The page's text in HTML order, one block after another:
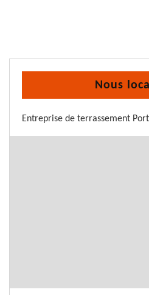
Nous
Entreprise de terrassement